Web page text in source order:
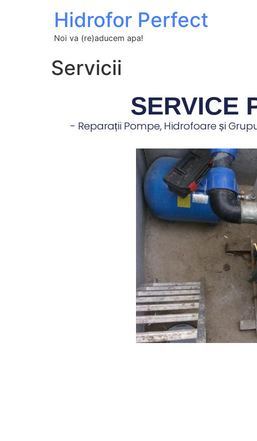
Hidrofor Perfect
Noi va (re)aducem apa!
Servicii
SERVICE
- Reparații Pompe, Hidrofoare și